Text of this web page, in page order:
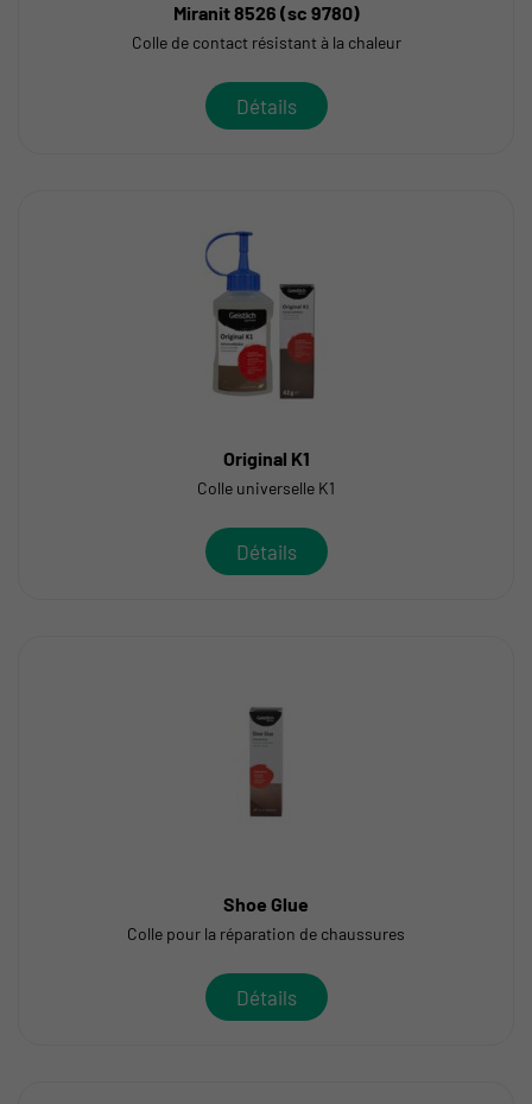
Miranit 8526 (sc 9780)
Colle de contact résistant à la chaleur
Détails
Original K1
Colle universelle K1
Détails
Shoe Glue
Colle pour la réparation de chaussures
Détails